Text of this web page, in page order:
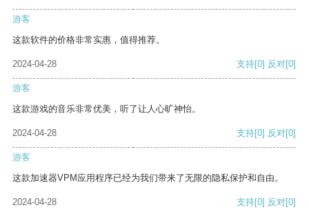
游客
这款软件的价格非常实惠，值得推荐。
2024-04-28 支持[0] 反对[0]
游客
这款游戏的音乐非常优美，听了让人心旷神怡。
2024-04-28 支持[0] 反对[0]
游客
这款加速器VPM应用程序已经为我们带来了无限的隐私保护和自由。
2024-04-28 支持[0] 反对[0]